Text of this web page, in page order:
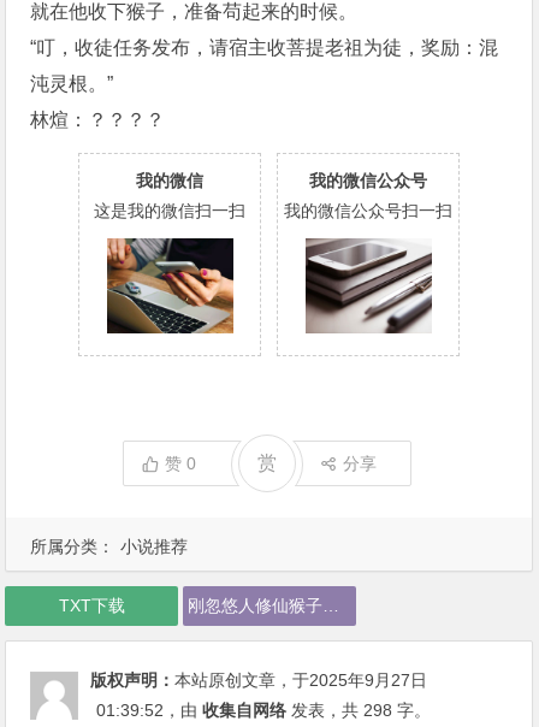
所属分类： 小说推荐
就在他收下猴子，准备苟起来的时候。
“叮，收徒任务发布，请宿主收菩提老祖为徒，奖励：混
沌灵根。”
林煊：？？？？
我的微信
这是我的微信扫一扫
我的微信公众号
我的微信公众号扫一扫
赞0 赏 分享
TXT下载 刚忽悠人修仙猴子上门拜师学艺下载
版权声明：本站原创文章，于2025年9月27日
01:39:52 ，由收集自网络 发表，共 298 字。